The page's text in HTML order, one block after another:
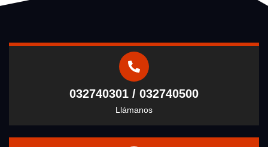
032740301 / 032740500
Llámanos